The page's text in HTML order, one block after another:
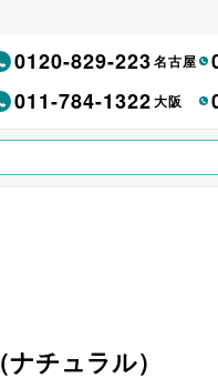
0120-829-223名古屋
011-784-1322大阪
チュラル）